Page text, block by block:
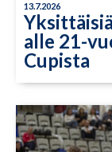
13.7.2026
alle 21-
Cupista